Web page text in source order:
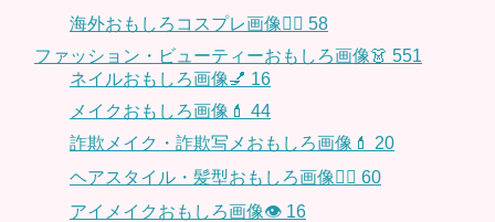
海外おもしろコスプレ画像🧝‍♂️ 58
ファッション・ビューティーおもしろ画像👗 551
ネイルおもしろ画像💅 16
メイクおもしろ画像💄 44
詐欺メイク・詐欺写メおもしろ画像💄 20
ヘアスタイル・髪型おもしろ画像👱‍♀️ 60
アイメイクおもしろ画像👁 16